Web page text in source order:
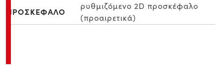
ΠΡΟΣΚΕΦΑΛΟ
ρυθμιζόμενο 2D προσκέφαλο
(προαιρετικά)